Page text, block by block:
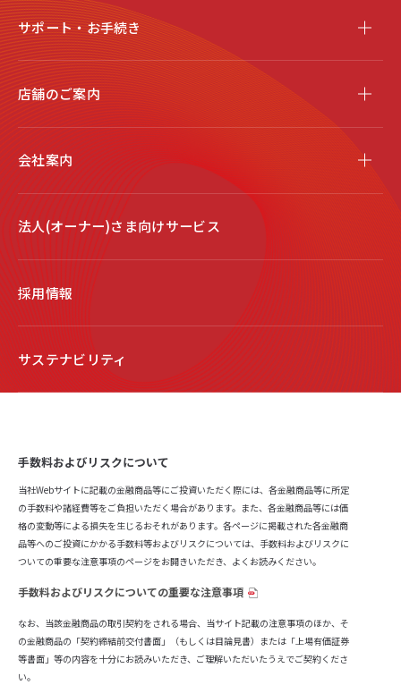
サポート・お手続き
店舗のご案内
会社案内
法人(オーナー)さま向けサービス
採用情報
サステナビリティ
手数料およびリスクについて
当社Webサイトに記載の金融商品等にご投資いただく際には、各金融商品等に所定
の手数料や諸経費等をご負担いただく場合があります。また、各金融商品等には価
格の変動等による損失を生じるおそれがあります。各ページに掲載された各金融商
品等へのご投資にかかる手数料等およびリスクについては、手数料およびリスクに
ついての重要な注意事項のページをお開きいただき、よくお読みください。
手数料およびリスクについての重要な注意事項
なお、当該金融商品の取引契約をされる場合、当サイト記載の注意事項のほか、そ
の金融商品の「契約締結前交付書面」（もしくは目論見書）または「上場有価証券
等書面」等の内容を十分にお読みいただき、ご理解いただいたうえでご契約くださ
い。